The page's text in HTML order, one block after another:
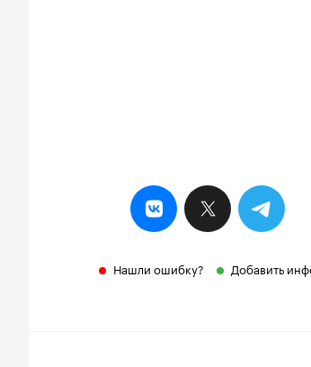
Нашли ошибку? Добавить